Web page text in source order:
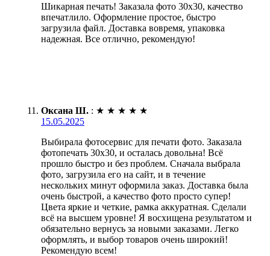
Шикарная печать! Заказала фото 30х30, качество
впечатлило. Оформление простое, быстро
загрузила файл. Доставка вовремя, упаковка
надежная. Все отлично, рекомендую!
Оксана Ш. : ★ ★ ★ ★ ★
15.05.2025
Выбирала фотосервис для печати фото. Заказала
фотопечать 30х30, и осталась довольна! Всё
прошло быстро и без проблем. Сначала выбрала
фото, загрузила его на сайт, и в течение
нескольких минут оформила заказ. Доставка была
очень быстрой, а качество фото просто супер!
Цвета яркие и четкие, рамка аккуратная. Сделали
всё на высшем уровне! Я восхищена результатом и
обязательно вернусь за новыми заказами. Легко
оформлять, и выбор товаров очень широкий!
Рекомендую всем!